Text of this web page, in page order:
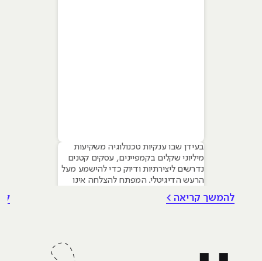
בעידן שבו ענקיות טכנולוגיה משקיעות
מיליוני שקלים בקמפיינים, עסקים קטנים
נדרשים ליצירתיות ודיוק כדי להישמע מעל
הרעש הדיגיטלי. המפתח להצלחה אינו
עקרונות של שיווק דיגיטלי לעסקים קטנים
להמשך קריאה >